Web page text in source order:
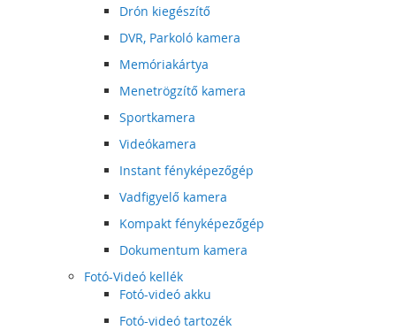
Drón kiegészítő
DVR, Parkoló kamera
Memóriakártya
Menetrögzítő kamera
Sportkamera
Videókamera
Instant fényképezőgép
Vadfigyelő kamera
Kompakt fényképezőgép
Dokumentum kamera
Fotó-Videó kellék
Fotó-videó akku
Fotó-videó tartozék